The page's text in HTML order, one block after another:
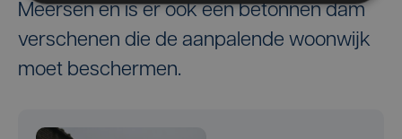
Meersen en is er ook een betonnen dam
verschenen die de aanpalende woonwijk
moet beschermen.